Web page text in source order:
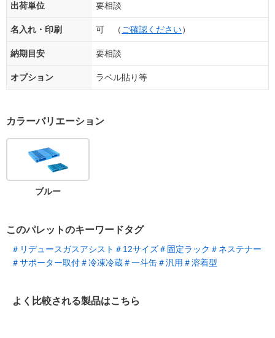
出荷単位 要相談
名入れ・印刷 可 （ ご確認ください）
納期目安 要相談
オプション ラベル貼り等
カラーバリエーション
ブルー
このパレットのキーワードタグ
＃リデュースガスアシスト ＃12サイズ＃固定ラック ＃ネステナー
＃サポーター取付＃冷凍冷蔵＃一斗缶＃汎用 ＃溶着型
よく比較される製品はこちら